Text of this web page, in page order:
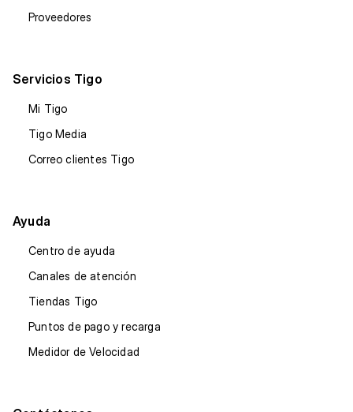
Proveedores
Servicios Tigo
Mi Tigo
Tigo Media
Correo clientes Tigo
Ayuda
Centro de ayuda
Canales de atención
Tiendas Tigo
Puntos de pago y recarga
Medidor de Velocidad